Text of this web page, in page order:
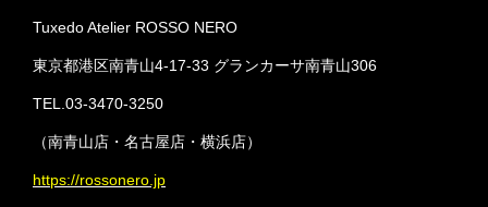
Tuxedo Atelier ROSSO NERO
東京都港区南青山4-17-33 グランカーサ南青山306
TEL.03-3470-3250
（南青山店・名古屋店・横浜店）
https://rossonero.jp